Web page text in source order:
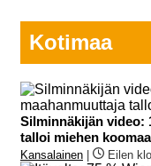
Kotimaa
Silminnäkijän video:
talloi miehen
Kansalainen | Eilen